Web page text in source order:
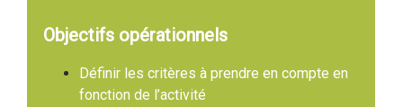
Objectifs opérationnels
Définir les critères à prendre en compte en
fonction de l’activité